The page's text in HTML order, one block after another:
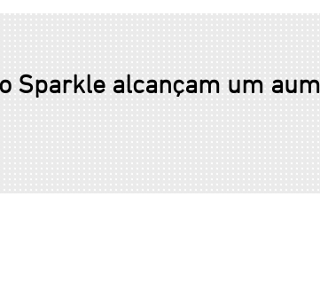
Sparkle alcançam um